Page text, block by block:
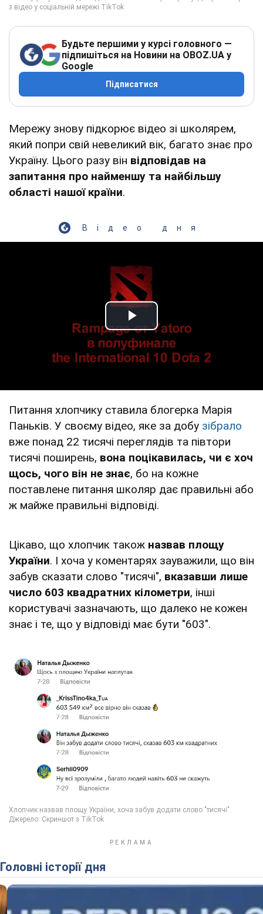
Будьте першими у курсі головного —
підпишіться на Новини на OBOZ.UA у
Google
Підписатися
Мережу знову підкорює відео зі школярем,
який попри свій невеликий вік, багато знає про
Україну. Цього разу він відповідав на
запитання про найменшу та найбільшу
області нашої країни.
Відео дня
Play Video
Питання хлопчику ставила блогерка Марія
Паньків. У своєму відео, яке за добу зібрало
вже понад 22 тисячі переглядів та півтори
тисячі поширень, вона поцікавилась, чи є хоч
щось, чого він не знає, бо на кожне
поставлене питання школяр дає правильні або
ж майже правильні відповіді.
Цікаво, що хлопчик також назвав площу
України. І хоча у коментарях зауважили, що він
забув сказати слово "тисячі", вказавши лише
число 603 квадратних кілометри, інші
користувачі зазначають, що далеко не кожен
знає і те, що у відповіді має бути "603".
Головні історії дня